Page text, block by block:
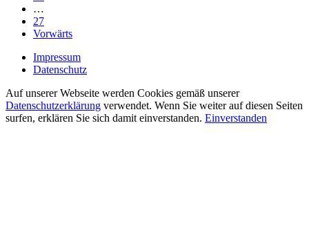
…
27
Vorwärts
Impressum
Datenschutz
Auf unserer Webseite werden Cookies gemäß unserer
Datenschutzerklärung verwendet. Wenn Sie weiter auf diesen Seiten
surfen, erklären Sie sich damit einverstanden. Einverstanden